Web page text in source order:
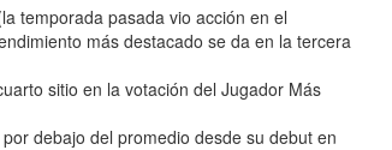
temporada pasada vio acción en el
más destacado se da en la tercera
sitio en la votación del Jugador Más
debajo del promedio desde su debut en